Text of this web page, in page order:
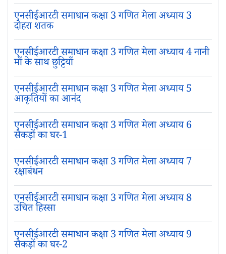
एनसीईआरटी समाधान कक्षा 3 गणित मेला अध्‍याय 3
दोहरा शतक
एनसीईआरटी समाधान कक्षा 3 गणित मेला अध्‍याय 4 नानी
माँ के साथ छुट्टियाँ
एनसीईआरटी समाधान कक्षा 3 गणित मेला अध्‍याय 5
आकृतियों का आनंद
एनसीईआरटी समाधान कक्षा 3 गणित मेला अध्‍याय 6
सैकड़ों का घर-1
एनसीईआरटी समाधान कक्षा 3 गणित मेला अध्‍याय 7
रक्षाबंधन
एनसीईआरटी समाधान कक्षा 3 गणित मेला अध्‍याय 8
उचित हिस्सा
एनसीईआरटी समाधान कक्षा 3 गणित मेला अध्‍याय 9
सैकड़ों का घर-2